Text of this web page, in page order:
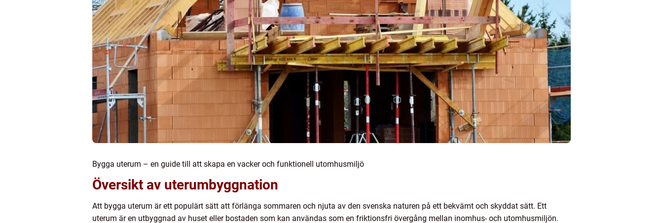
Bygga uterum – en guide till att skapa en vacker och funktionell utomhusmiljö
Översikt av uterumbyggnation
Att bygga uterum är ett populärt sätt att förlänga sommaren och njuta av den svenska naturen på ett bekvämt och skyddat sätt. Ett
uterum är en utbyggnad av huset eller bostaden som kan användas som en friktionsfri övergång mellan inomhus- och utomhusmiljön.